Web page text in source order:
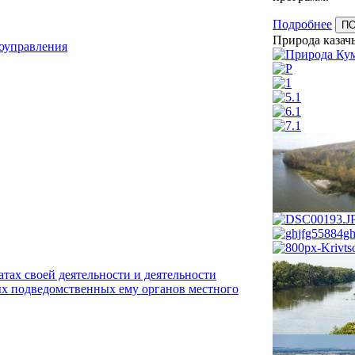
своей деятельности и деятельности
ему органов местного
Подробнее
Природа